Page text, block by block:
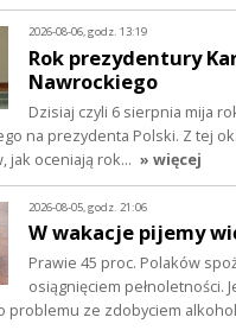
2026-08-06, godz. 13:19
Rok prezydentury
Nawrockiego
Dzisiaj czyli 6 sierpnia mija
na prezydenta Polski. Z tej
jak oceniają rok… » więcej
2026-08-05, godz. 21:06
W wakacje pijemy
Prawie 45 proc. Polaków
osiągnięciem pełnoletności.
problemu ze zdobyciem